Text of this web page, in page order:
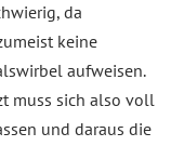
da
keine
aufweisen.
muss sich also voll
und daraus die